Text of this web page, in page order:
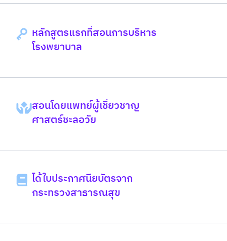
หลักสูตรแรกที่สอนการบริหาร
โรงพยาบาล
สอนโดยแพทย์ผู้เชี่ยวชาญ
ศาสตร์ชะลอวัย
ได้ใบประกาศนียบัตรจาก
กระทรวงสาธารณสุข